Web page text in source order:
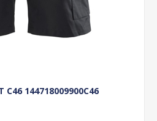
C46 144718009900C46